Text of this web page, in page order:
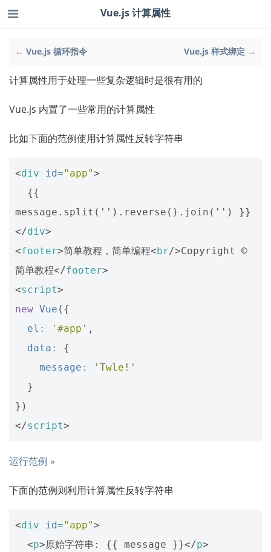
← Vue.js 循环指令 Vue.js 样式绑定 →
Vue.js 计算属性
计算属性用于处理一些复杂逻辑时是很有用的
Vue.js 内置了一些常用的计算属性
比如下面的范例使用计算属性反转字符串
<div id="app">
</div>
<footer>简单教程，简单编程<br/>Copyright ©
简单教程</footer>
<script>
new Vue ({
el : '#app' ,
data :
{
message :
'Twle!'
}
})
</script>
运行范例 »
下面的范例则利用计算属性反转字符串
<div id="app">
<p>原始字符串: {{ message }}</p>